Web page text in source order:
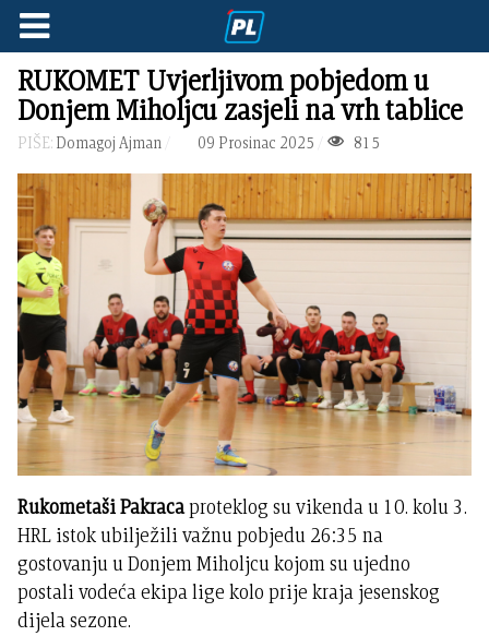
RUKOMET Uvjerljivom pobjedom u
Donjem Miholjcu zasjeli na vrh tablice
PIŠE: Domagoj Ajman 09 Prosinac 2025 815
Rukometaši Pakracaproteklog su vikenda u 10. kolu 3.
HRL istok ubilježili važnu pobjedu 26:35 na
gostovanju u Donjem Miholjcu kojom su ujedno
postali vodeća ekipa lige kolo prije kraja jesenskog
dijela sezone.